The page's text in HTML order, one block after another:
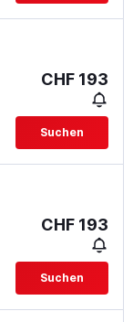
CHF 193
Suchen
CHF 193
Suchen